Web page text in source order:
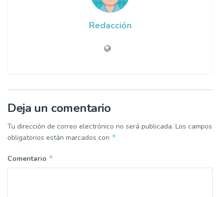
Redacción
Deja un comentario
Tu dirección de correo electrónico no será publicada. Los campos
obligatorios están marcados con *
Comentario *